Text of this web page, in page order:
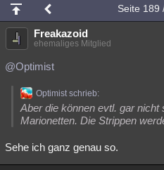
meine Rubriken
Menschen Wissenschaft
Spiritualität
Natur Umfragen
weitere Rubriken
Astronomie Helpdesk
Seite 189
Freakazoid
ehemaliges Mitglied
@Optimist
Optimist schrieb:
Aber die können evtl. gar nicht
Marionetten. Die Strippen
Sehe ich ganz genau so.